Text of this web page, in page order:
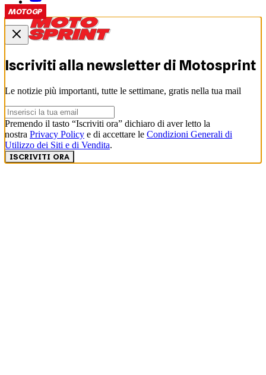
MOTOGP
Iscriviti alla newsletter di Motosprint
Le notizie più importanti, tutte le settimane, gratis nella tua mail
Premendo il tasto “Iscriviti ora” dichiaro di aver letto la
nostra Privacy Policy e di accettare le Condizioni Generali di
Utilizzo dei Siti e di Vendita.
ISCRIVITI ORA